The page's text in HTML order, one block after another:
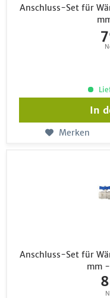
Anschluss-Set für
In
Merken
Anschluss-Set für
mm